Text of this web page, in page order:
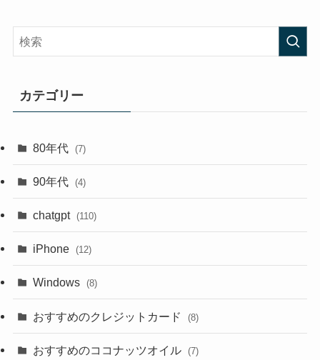
カテゴリー
80年代 (7)
90年代 (4)
chatgpt (110)
iPhone (12)
Windows (8)
おすすめのクレジットカード (8)
おすすめのココナッツオイル (7)